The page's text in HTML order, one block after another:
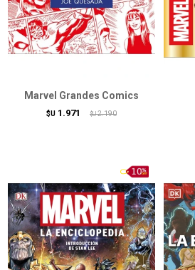
Marvel Grandes Comics
$U 1.971 $U 2.190